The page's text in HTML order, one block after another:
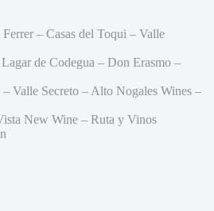
– Casas del Toqui – Valle
de Codegua – Don Erasmo –
Valle Secreto – Alto Nogales Wines –
New Wine – Ruta y Vinos